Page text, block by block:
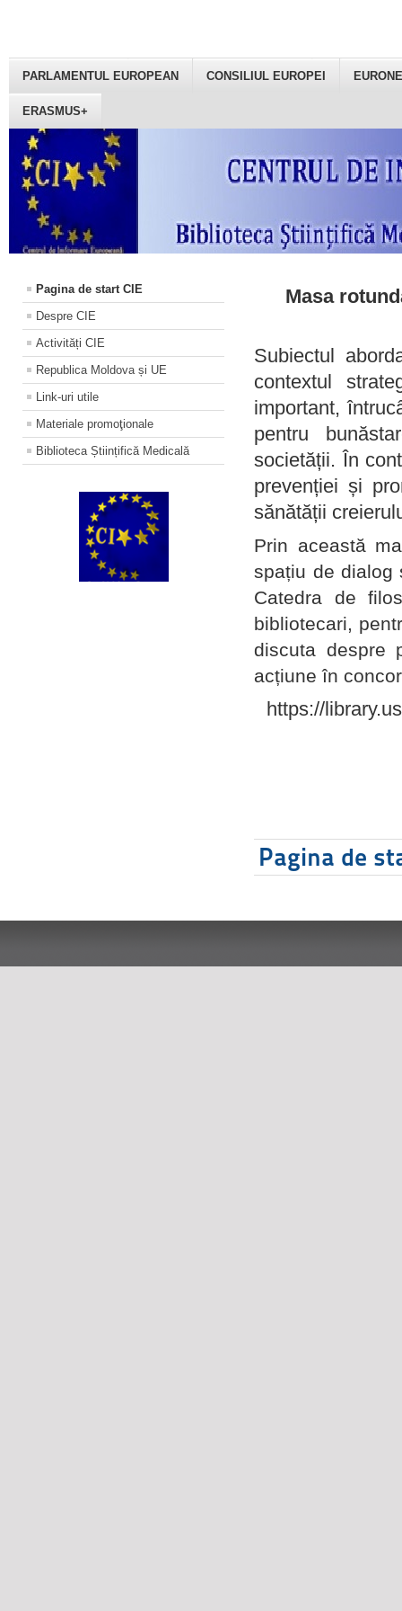
PARLAMENTUL EUROPEAN CONSILIUL EUROPEI
ERASMUS+
Pagina de start CIE
Despre CIE
Activități CIE
Republica Moldova și UE
Link-uri utile
Materiale promoţionale
Biblioteca Științifică Medicală
Masa
Subiectul
contextul
important,
pentru
societății. În
prevenției și
sănătății
Prin această
spațiu de dialog
Catedra de
bibliotecari,
discuta despre
acțiune în
https://
Pagina de